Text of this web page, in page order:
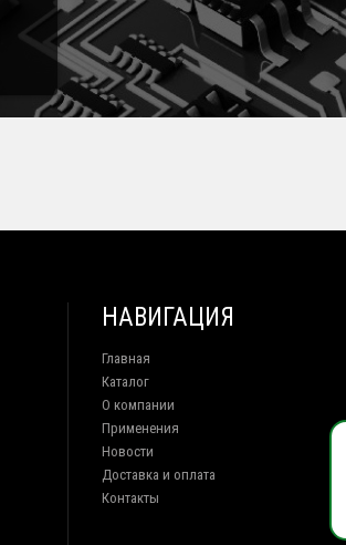
НАВИГАЦИЯ
Главная
Каталог
О компании
Применения
Новости
Доставка и оплата
Контакты